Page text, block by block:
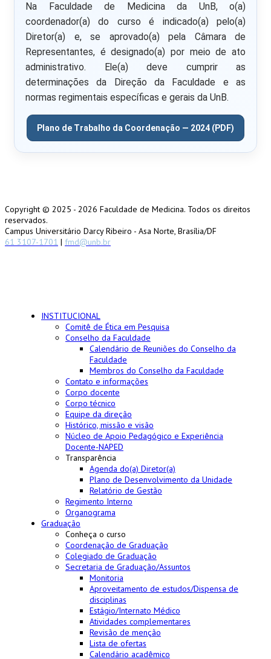
Na Faculdade de Medicina da UnB, o(a)
coordenador(a) do curso é indicado(a) pelo(a)
Diretor(a) e, se aprovado(a) pela Câmara de
Representantes, é designado(a) por meio de ato
administrativo. Ele(a) deve cumprir as
determinações da Direção da Faculdade e as
normas regimentais específicas e gerais da UnB.
Plano de Trabalho da Coordenação — 2024 (PDF)
Copyright © 2025 - 2026 Faculdade de Medicina. Todos os direitos
reservados.
Campus Universitário Darcy Ribeiro - Asa Norte, Brasília/DF
61 3107-1701 | fmd@unb.br
INSTITUCIONAL
Comitê de Ética em Pesquisa
Conselho da Faculdade
Calendário de Reuniões do Conselho da
Faculdade
Membros do Conselho da Faculdade
Contato e informações
Corpo docente
Corpo técnico
Equipe da direção
Histórico, missão e visão
Núcleo de Apoio Pedagógico e Experiência
Docente-NAPED
Transparência
Agenda do(a) Diretor(a)
Plano de Desenvolvimento da Unidade
Relatório de Gestão
Regimento Interno
Organograma
Graduação
Conheça o curso
Coordenação de Graduação
Colegiado de Graduação
Secretaria de Graduação/Assuntos
Monitoria
Aproveitamento de estudos/Dispensa de
disciplinas
Estágio/Internato Médico
Atividades complementares
Revisão de menção
Lista de ofertas
Calendário acadêmico